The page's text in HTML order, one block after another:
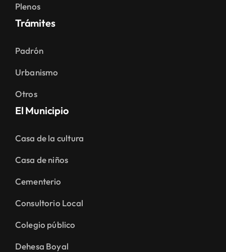
Plenos
Trámites
Padrón
Urbanismo
Otros
El Municipio
Casa de la cultura
Casa de niños
Cementerio
Consultorio Local
Colegio público
Dehesa Boyal